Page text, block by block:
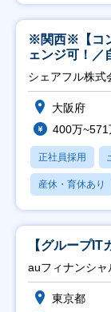
※関西※【コ
ェンジ可！／
シェアフル株式
大阪府
400万~571
正社員採用
産休・育休あり
【グループIT
auフィナンシ
東京都